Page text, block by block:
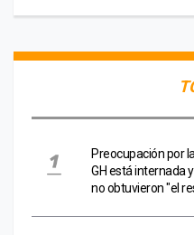
Preocupación por
GH está internada
no obtuvieron "el